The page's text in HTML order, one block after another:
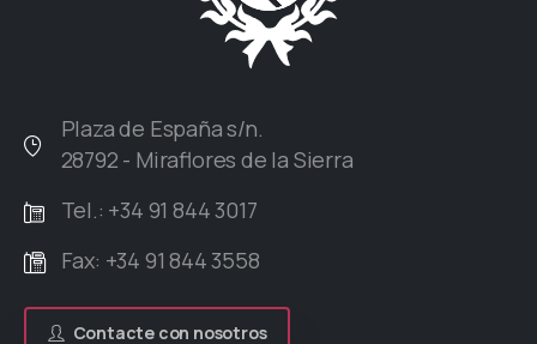
Plaza de España s/n.
28792 - Miraflores de la Sierra
Tel.: +34 91 844 3017
Fax: +34 91 844 3558
Contacte con nosotros